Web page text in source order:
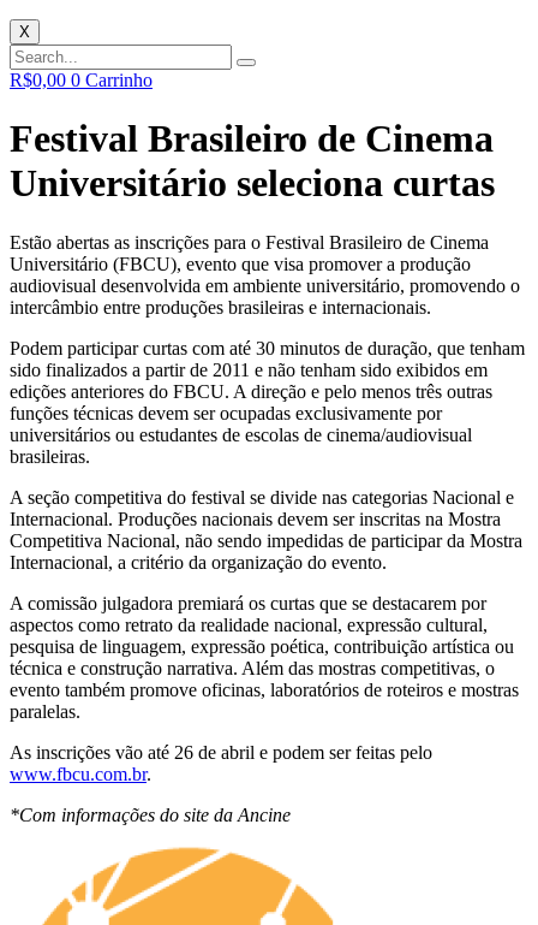
X
R$0,00 0 Carrinho
Festival Brasileiro de Cinema
Universitário seleciona curtas
Estão abertas as inscrições para o Festival Brasileiro de Cinema
Universitário (FBCU), evento que visa promover a produção
audiovisual desenvolvida em ambiente universitário, promovendo o
intercâmbio entre produções brasileiras e internacionais.
Podem participar curtas com até 30 minutos de duração, que tenham
sido finalizados a partir de 2011 e não tenham sido exibidos em
edições anteriores do FBCU. A direção e pelo menos três outras
funções técnicas devem ser ocupadas exclusivamente por
universitários ou estudantes de escolas de cinema/audiovisual
brasileiras.
A seção competitiva do festival se divide nas categorias Nacional e
Internacional. Produções nacionais devem ser inscritas na Mostra
Competitiva Nacional, não sendo impedidas de participar da Mostra
Internacional, a critério da organização do evento.
A comissão julgadora premiará os curtas que se destacarem por
aspectos como retrato da realidade nacional, expressão cultural,
pesquisa de linguagem, expressão poética, contribuição artística ou
técnica e construção narrativa. Além das mostras competitivas, o
evento também promove oficinas, laboratórios de roteiros e mostras
paralelas.
As inscrições vão até 26 de abril e podem ser feitas pelo
www.fbcu.com.br.
*Com informações do site da Ancine